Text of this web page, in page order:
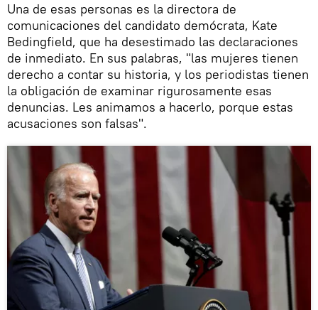
Una de esas personas es la directora de
comunicaciones del candidato demócrata, Kate
Bedingfield, que ha desestimado las declaraciones
de inmediato. En sus palabras, "las mujeres tienen
derecho a contar su historia, y los periodistas tienen
la obligación de examinar rigurosamente esas
denuncias. Les animamos a hacerlo, porque estas
acusaciones son falsas".